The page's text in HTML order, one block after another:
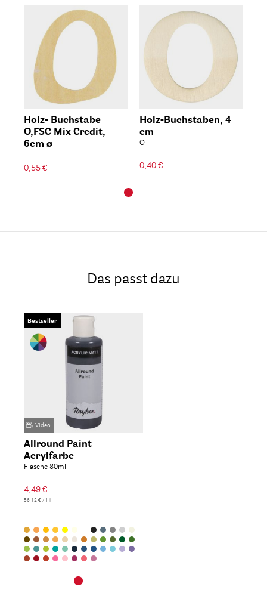
Holz- Buchstabe
O,FSC Mix Credit,
6cm ø
0,55 €
Holz-Buchstaben, 4
cm
O
0,40 €
Das passt dazu
Bestseller
Video
Allround Paint
Acrylfarbe
Flasche 80ml
4,49 €
56,12 € / 1 l